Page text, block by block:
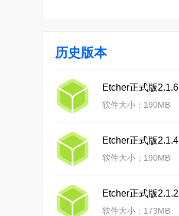
历史版本
Etcher正式版2.1.6
软件大小：190MB
Etcher正式版2.1.4
软件大小：190MB
Etcher正式版2.1.2
软件大小：173MB